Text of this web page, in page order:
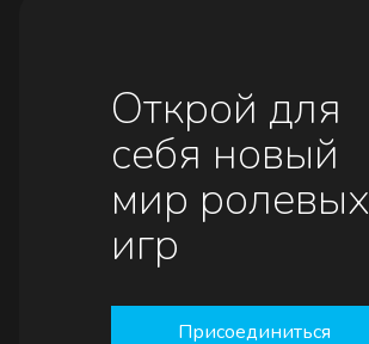
Открой для
себя новый
мир ролевых
игр
Присоединиться